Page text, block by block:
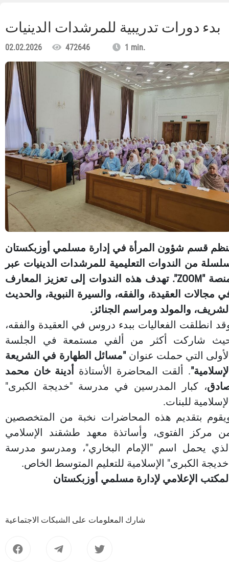
بدء دورات تدريبية للمرشدات الدينيات
02.02.2026 472646 1 min.
قسم شؤون المرأة في إدارة مسلمي أوزبكستان
من الندوات التعليمية للمرشدات الدينيات عبر
منصة "ZOOM". تهدف هذه الندوات إلى تعزيز المعارف
مجالات العقيدة، والفقه، والسيرة النبوية، والحديث
والمولد ومراسم الجنائز.
انطلقت الفعاليات ببدء دروس في العقيدة والفقه،
شاركت أكثر من ألفي مستمعة في الجلسة
التي حملت عنوان"مسائل الطهارة في الشريعة
. ألقت المحاضرة الأستاذة
أدينة خان محمد
، كبار المدرسين في مدرسة "خديجة الكبرى"
للبنات.
بتقديم هذه المحاضرات نخبة من المتخصصين
مركز الفتوى، وأساتذة معهد طشقند الإسلامي
يحمل اسم "الإمام البخاري"، ومدرسو مدرسة
الكبرى" الإسلامية للتعليم المتوسط الخاص.
الإعلامي لإدارة مسلمي أوزبكستان
شارك المعلومات على الشبكات الاجتماعية